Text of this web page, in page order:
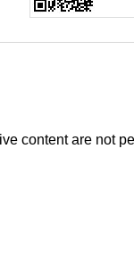
content are not